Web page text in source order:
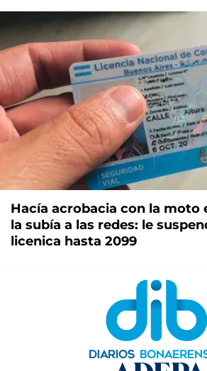
Hacía acrobacia con la moto
la subía a las redes: le
licenica hasta 2099